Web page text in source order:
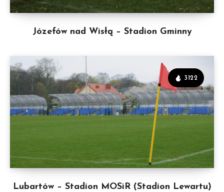
Józefów nad Wisłą – Stadion Gminny
Lubartów – Stadion MOSiR (Stadion Lewartu)
3122